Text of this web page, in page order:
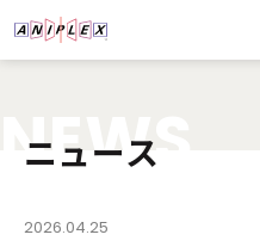
NEWS
ニュース
2026.04.25